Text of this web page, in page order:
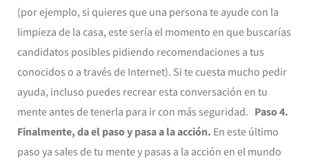
(por ejemplo, si quieres que una persona te ayude con la
limpieza de la casa, este sería el momento en que buscarías
candidatos posibles pidiendo recomendaciones a tus
conocidos o a través de Internet). Si te cuesta mucho pedir
ayuda, incluso puedes recrear esta conversación en tu
mente antes de tenerla para ir con más seguridad. Paso 4.
Finalmente, da el paso y pasa a la acción. En este último
paso ya sales de tu mente y pasas a la acción en el mundo